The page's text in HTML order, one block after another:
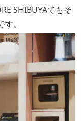
SHIBUYAでもそ
。